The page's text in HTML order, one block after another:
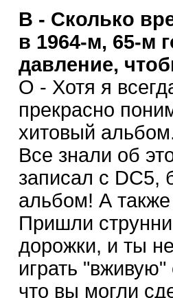
В - Сколько
в 1964-м, 65-м
давление,
О - Хотя я
прекрасно
хитовый
Все знали об
записал с DC5,
альбом! А также
Пришли
дорожки, и ты
играть
что вы могли